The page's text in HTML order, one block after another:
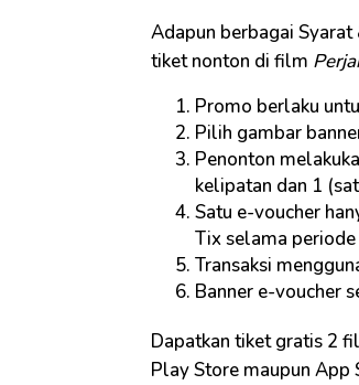
Adapun berbagai
tiket nonton di film
Promo berlaku
Pilih gambar
Penonton
kelipatan dan 1
Satu e-voucher
Tix selama
Transaksi
Banner e-voucher
Dapatkan tiket gratis 2
Play Store maupun App